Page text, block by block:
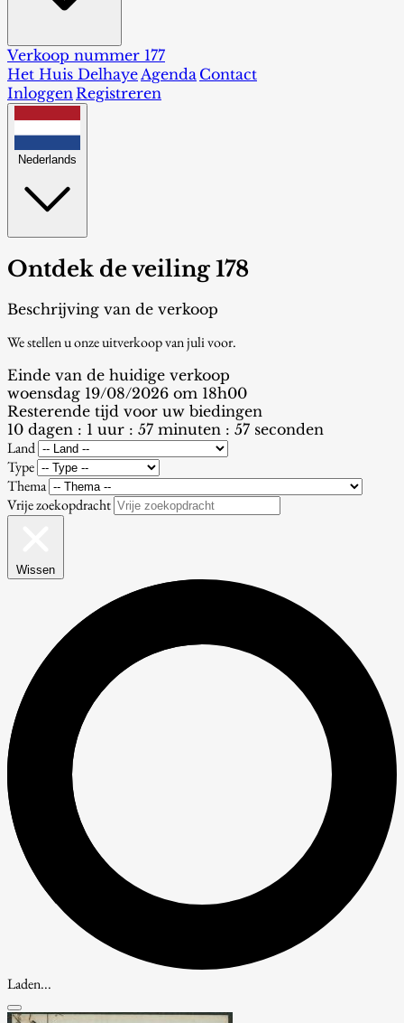
Verkoop nummer 177
Het Huis DelhayeAgenda Contact
InloggenRegistreren
Nederlands
Ontdek de veiling 178
Beschrijving van de verkoop
We stellen u onze uitverkoop van juli voor.
Einde van de huidige verkoop
woensdag 19/08/2026 om 18h00
Resterende tijd voor uw biedingen
10 dagen : 1 uur : 57 minuten : 56 seconden
Land
Type
Thema
Vrije zoekopdracht
Wissen
Laden...